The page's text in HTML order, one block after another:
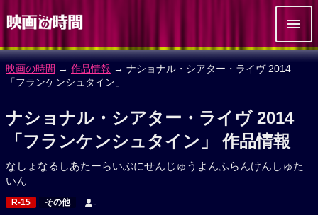
映画の時間 → 作品情報 → ナショナル・シアター・ライヴ 2014
「フランケンシュタイン」
ナショナル・シアター・ライヴ 2014
「フランケンシュタイン」 作品情報
なしょなるしあたーらいぶにせんじゅうよんふらんけんしゅた
いん
R-15 その他 -